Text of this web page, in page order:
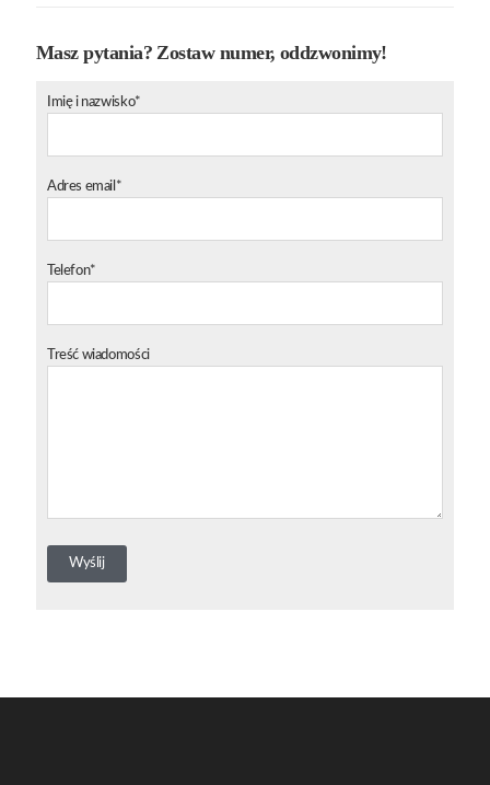
Masz pytania? Zostaw numer, oddzwonimy!
Imię i nazwisko*
Adres email*
Telefon*
Treść wiadomości